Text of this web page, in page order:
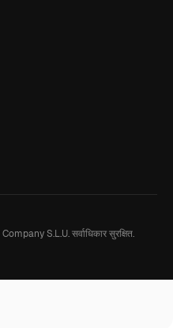
S.L.U. सर्वाधिकार सुरक्षित.